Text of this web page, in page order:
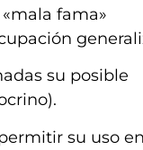
fama»
su posible
su uso